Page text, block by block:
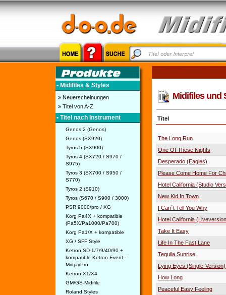
• Midifiles & Styles
» Neuerscheinungen
» Titel von A-Z
• Titel nach Instrument
Genos 2 (Genos)
Genos (SX920)
Tyros 5 (SX900)
Tyros 4 (SX720 / S970 /
S975)
Tyros 3 (SX700 / S950 /
S770)
Tyros 2 (S910)
Tyros (S670 / S900 / 3000)
PSR 9000/pro / XG
Korg Pa4X + kompatible
(Pa5X/Pa1000/Pa700)
Korg Pa1/X + kompatible
XG / SFF Style
Ketron SD-1/7/9/40/90 +
kompatible Ketron Event -
MidjayPro
Ketron X1/X4
GM/GS-Midifile
Roland Styles
Midifiles und
Titel
The Long Run
One Of These Nights
Desperado (Eagles)
Please Come Home For
Hotel California (Studio
New Kid In Town
I Can´t Tell You Why
Hotel California
Take It Easy
Life In The Fast Lane
Tequila Sunrise
Lying Eyes (Single-Version)
How Long
Peaceful Easy Feeling